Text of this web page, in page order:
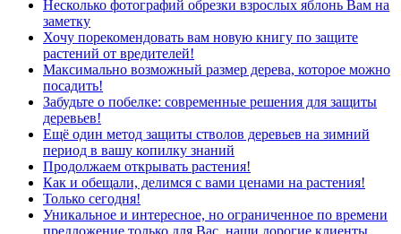
Несколько фотографий обрезки взрослых яблонь Вам на
заметку
Хочу порекомендовать вам новую книгу по защите
растений от вредителей!
Максимально возможный размер дерева, которое можно
посадить!
Забудьте о побелке: современные решения для защиты
деревьев!
Ещё один метод защиты стволов деревьев на зимний
период в вашу копилку знаний
Продолжаем открывать растения!
Как и обещали, делимся с вами ценами на растения!
Только сегодня!
Уникальное и интересное, но ограниченное по времени
предложение только для Вас, наши дорогие клиенты